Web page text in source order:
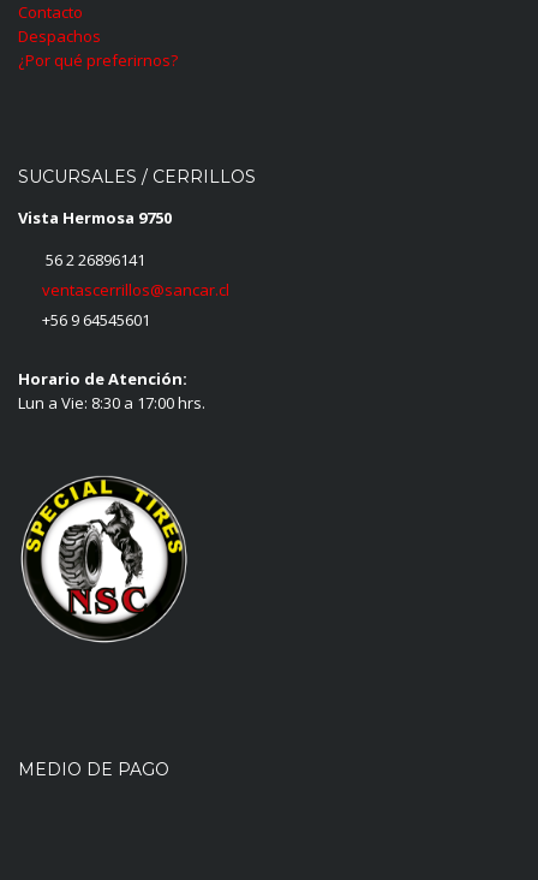
Contacto
Despachos
¿Por qué preferirnos?
SUCURSALES / CERRILLOS
Vista Hermosa 9750
56 2 26896141
ventascerrillos@sancar.cl
+56 9 64545601
Horario de Atención:
Lun a Vie: 8:30 a 17:00 hrs.
MEDIO DE PAGO